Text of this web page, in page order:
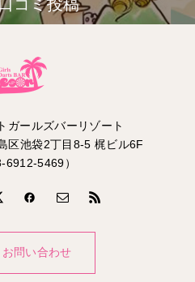
コミ投稿
ガールズバーリゾート
区池袋2丁目8-5 梶ビル6F
6912-5469）
問い合わせ